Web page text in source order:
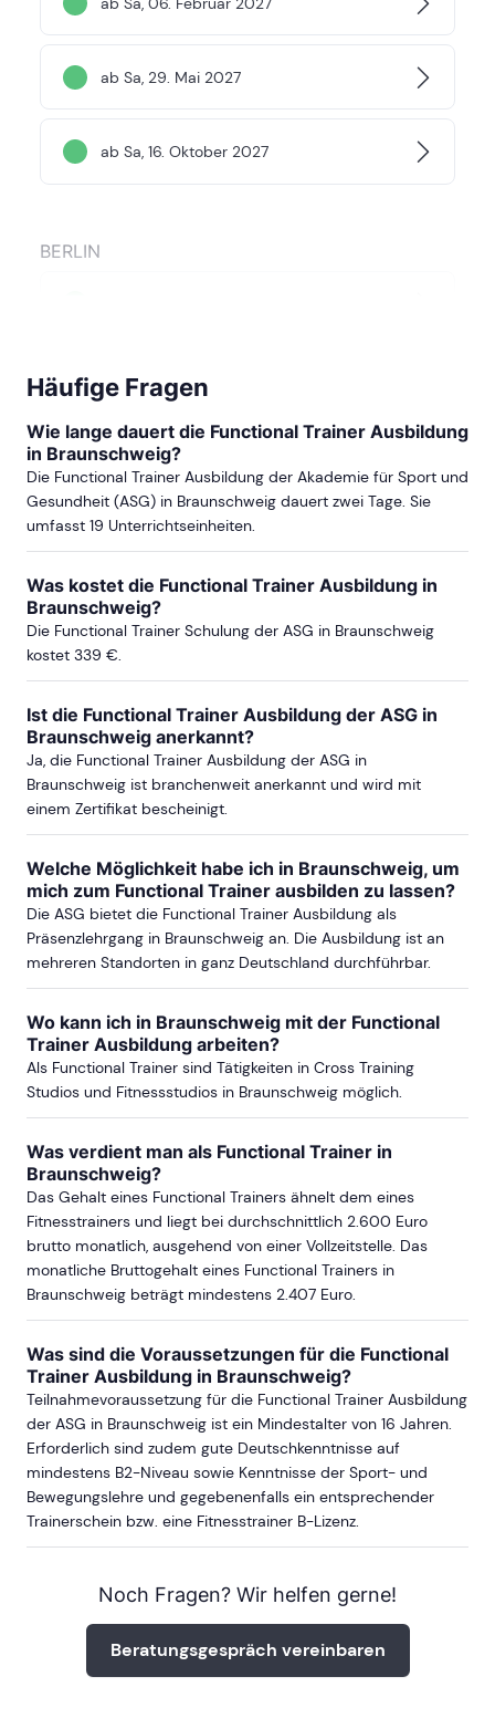
ab Sa, 29. Mai 2027
ab Sa, 16. Oktober 2027
BERLIN
ab Sa, 20. Februar 2027
ab Sa, 23. Oktober 2027
LEIPZIG
ab Sa, 22. Mai 2027
Häufige Fragen
Wie lange dauert die Functional Trainer Ausbildung
in Braunschweig?
Die Functional Trainer Ausbildung der Akademie für Sport und
Gesundheit (ASG) in Braunschweig dauert zwei Tage. Sie
umfasst 19 Unterrichtseinheiten.
Was kostet die Functional Trainer Ausbildung in
Braunschweig?
Die Functional Trainer Schulung der ASG in Braunschweig
kostet 339 €.
Ist die Functional Trainer Ausbildung der ASG in
Braunschweig anerkannt?
Ja, die Functional Trainer Ausbildung der ASG in
Braunschweig ist branchenweit anerkannt und wird mit
einem Zertifikat bescheinigt.
Welche Möglichkeit habe ich in Braunschweig, um
mich zum Functional Trainer ausbilden zu lassen?
Die ASG bietet die Functional Trainer Ausbildung als
Präsenzlehrgang in Braunschweig an. Die Ausbildung ist an
mehreren Standorten in ganz Deutschland durchführbar.
Wo kann ich in Braunschweig mit der Functional
Trainer Ausbildung arbeiten?
Als Functional Trainer sind Tätigkeiten in Cross Training
Studios und Fitnessstudios in Braunschweig möglich.
Was verdient man als Functional Trainer in
Braunschweig?
Das Gehalt eines Functional Trainers ähnelt dem eines
Fitnesstrainers und liegt bei durchschnittlich 2.600 Euro
brutto monatlich, ausgehend von einer Vollzeitstelle. Das
monatliche Bruttogehalt eines Functional Trainers in
Braunschweig beträgt mindestens 2.407 Euro.
Was sind die Voraussetzungen für die Functional
Trainer Ausbildung in Braunschweig?
Teilnahmevoraussetzung für die Functional Trainer Ausbildung
der ASG in Braunschweig ist ein Mindestalter von 16 Jahren.
Erforderlich sind zudem gute Deutschkenntnisse auf
mindestens B2-Niveau sowie Kenntnisse der Sport- und
Bewegungslehre und gegebenenfalls ein entsprechender
Trainerschein bzw. eine Fitnesstrainer B-Lizenz.
Noch Fragen? Wir helfen gerne!
Beratungsgespräch vereinbaren